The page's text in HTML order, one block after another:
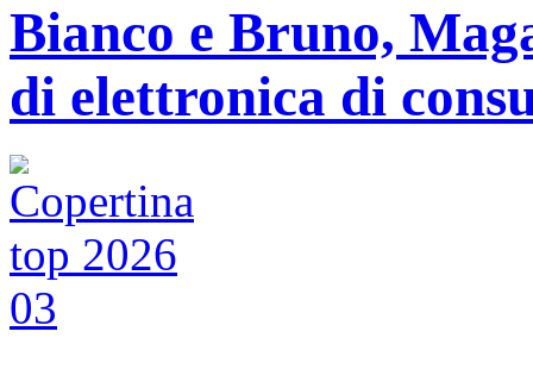
Bianco e Bruno,
di elettronica di